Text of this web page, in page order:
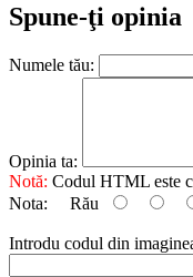
Spune-ţi opinia
Numele tău:
Opinia ta:
Notă: Codul HTML este
Nota: Rău
Introdu codul din